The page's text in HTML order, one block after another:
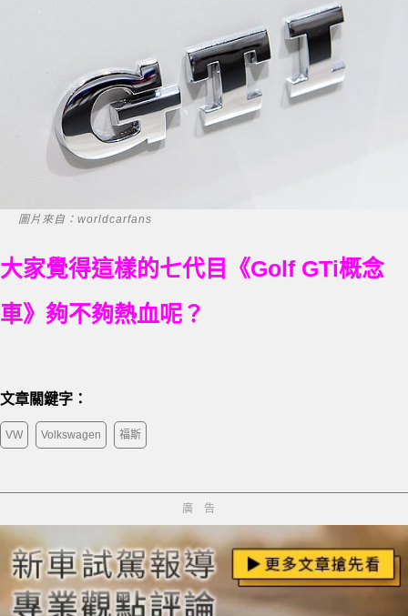
圖片來自：worldcarfans
大家覺得這樣的七代目《Golf GTi概念
車》夠不夠熱血呢？
文章關鍵字：
VW Volkswagen 福斯
廣告